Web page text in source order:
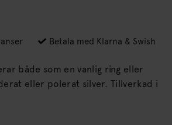
Betala med Klarna & Swish
både som en vanlig ring eller